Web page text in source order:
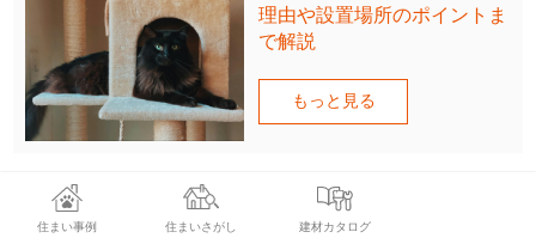
理由や設置場所のポイントま
で解説
もっと見る
住まい事例 住まいさがし 建材カタログ